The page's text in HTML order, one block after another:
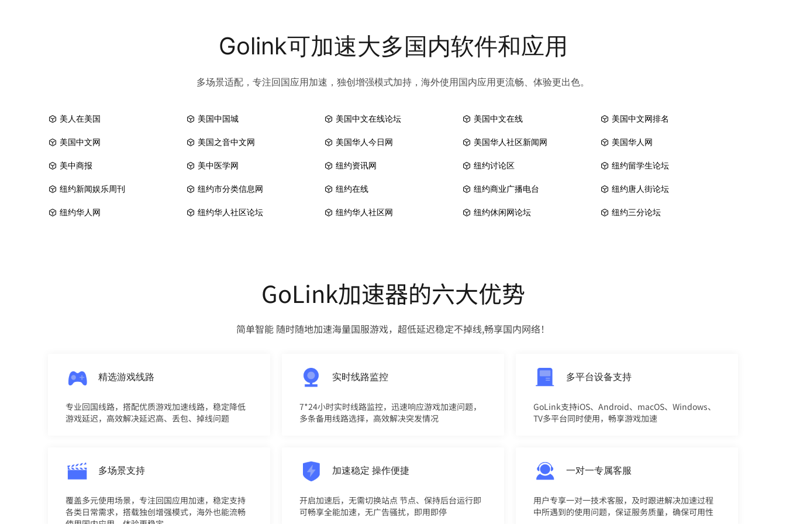
Golink可加速大多国内软件和应用
多场景适配，专注回国应用加速，独创增强模式加持，海外使用国内应用更流畅、体验更出色。
美人在美国 美国中国城 美国中文在线论坛 美国中文在线 美国中文网排名
美国中文网 美国之音中文网 美国华人今日网 美国华人社区新闻网 美国华人网
美中商报 美中医学网 纽约资讯网 纽约讨论区 纽约留学生论坛
纽约新闻娱乐周刊 纽约市分类信息网 纽约在线 纽约商业广播电台 纽约唐人街论坛
纽约华人网 纽约华人社区论坛 纽约华人社区网 纽约休闲网论坛 纽约三分论坛
GoLink加速器的六大优势
简单智能 随时随地加速海量国服游戏，超低延迟稳定不掉线,畅享国内网络！
精选游戏线路
专业回国线路，搭配优质游戏加速线路，稳定降低
游戏延迟，高效解决延迟高、丢包、掉线问题
实时线路监控
7*24小时实时线路监控，迅速响应游戏加速问题，
多条备用线路选择，高效解决突发情况
多平台设备支持
GoLink支持iOS、Android、macOS、Windows、
TV多平台同时使用，畅享游戏加速
多场景支持
覆盖多元使用场景，专注回国应用加速，稳定支持
各类日常需求，搭载独创增强模式，海外也能流畅
加速稳定 操作便捷
开启加速后，无需切换站点 节点、保持后台运行即
可畅享全能加速，无广告骚扰，即用即停
一对一专属客服
用户专享一对一技术客服，及时跟进解决加速过程
中所遇到的使用问题，保证服务质量，确保可用性